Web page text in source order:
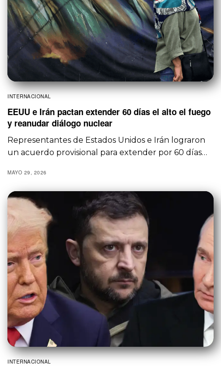
INTERNACIONAL
EEUU e Irán pactan extender 60 días el alto el fuego
y reanudar diálogo nuclear
Representantes de Estados Unidos e Irán lograron
un acuerdo provisional para extender por 60 días…
MAYO 29, 2026
INTERNACIONAL